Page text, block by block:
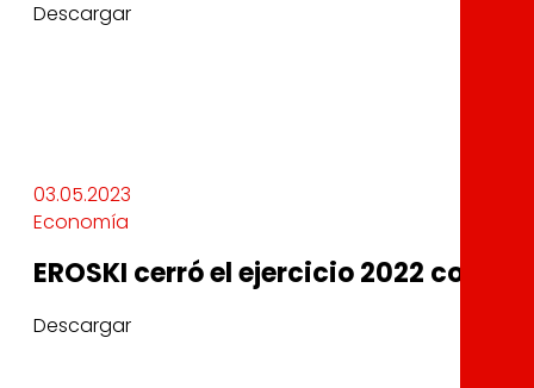
Descargar
03.05.2023
Economía
EROSKI cerró el ejercicio 2022 con
Descargar